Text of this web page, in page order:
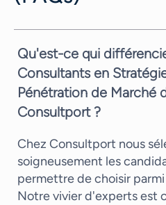
Qu'est-ce qui
Consultants en
Pénétration de Marché
Consultport ?
Chez Consultport nous
soigneusement les
permettre de choisir parmi
Notre vivier d'experts est